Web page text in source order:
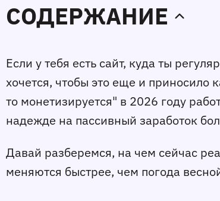
СОДЕРЖАНИЕ
Если у тебя есть сайт, куда ты
хочется, чтобы это еще и приносило
то монетизируется" в 2026 году
надежде на пассивный заработок
Давай разберемся, на чем сейчас
меняются быстрее, чем погода